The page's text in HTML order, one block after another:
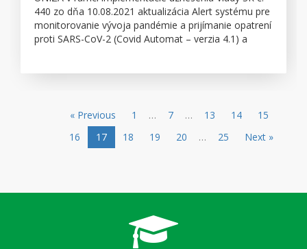
440 zo dňa 10.08.2021 aktualizácia Alert systému pre
monitorovanie vývoja pandémie a prijímanie opatrení
proti SARS-CoV-2 (Covid Automat – verzia 4.1) a
21.10.2021
Dodatok č. 2 z príkazu rektora č. 7/2021 zo dňa
27.10.2021
« Previous 1 … 7 … 13 14
15
16
17 18 19 20 … 25 Next »